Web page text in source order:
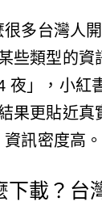
多台灣人
些類型的
夜」，小紅
果更貼近真
訊密度高。
下載？台